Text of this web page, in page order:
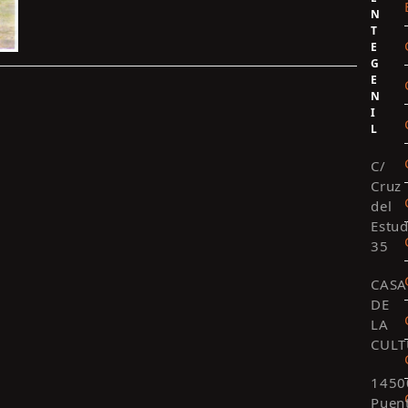
N
T
E
G
E
N
I
L
C/
Cruz
del
35
CASA
DE
LA